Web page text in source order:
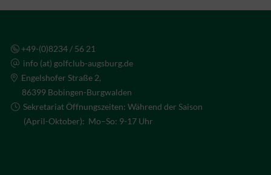
+49-(0)8234 / 56 21
info (at) golfclub-augsburg.de
Engelshofer Straße 2,
86399 Bobingen-Burgwalden
Sekretariat Öffnungszeiten: Während der Saison
(April-Oktober): Mo–So: 9-17 Uhr